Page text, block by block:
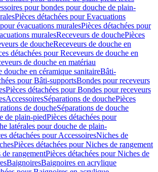
pour bondes pour douche de plain-
Pièces détachées pour Evacuations
évacuations muralesPièces détachées pour
muralesReceveurs de douchePièces
de doucheReceveurs de douche en
détachées pour Receveurs de douche en
de douche en matériau
douche en céramique sanitaireBâti-
pour Bâti-supportsBondes pour receveurs
Pièces détachées pour Bondes pour receveurs
AccessoiresSéparations de douchePièces
de doucheSéparations de douche
de plain-piedPièces détachées pour
latérales pour douche de plain-
détachées pour AccessoiresNiches de
Pièces détachées pour Niches de rangement
de rangementPièces détachées pour Niches de
BaignoiresBaignoires en acrylique